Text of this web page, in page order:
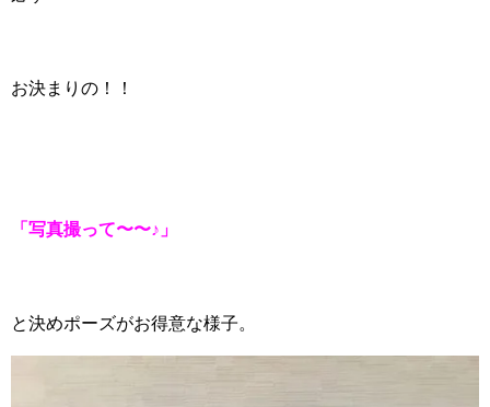
お決まりの！！
「写真撮って〜〜♪」
と決めポーズがお得意な様子。